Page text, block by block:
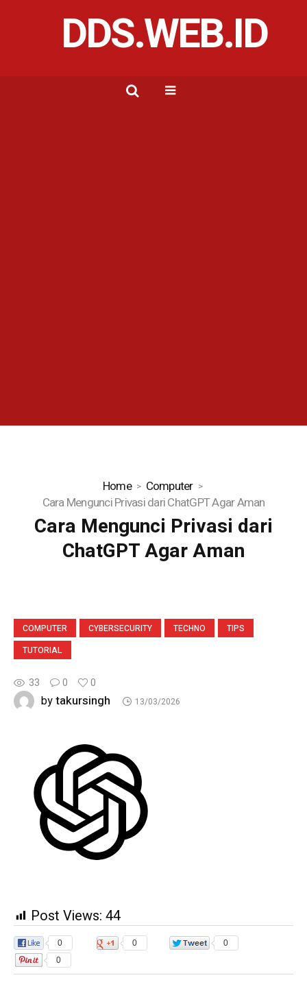
DDS.WEB.ID
Home
Computer
Cara Mengunci Privasi dari ChatGPT Agar Aman
Cara Mengunci Privasi dari
ChatGPT Agar Aman
COMPUTER CYBERSECURITY TECHNO
TIPS
TUTORIAL
33 0 0
bytakursingh 13/03/2026
Post Views: 44
0 0
0
0